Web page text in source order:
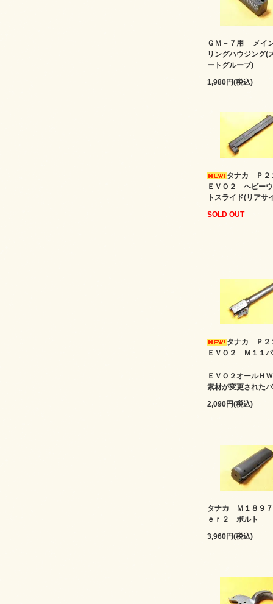
ＧＭ－７用 メイ
リングハウジング(
ートグルーブ)
1,980円(税込)
タナカ Ｐ
ＥＶＯ２ ヘビー
トスライド(リアサ
SOLD OUT
タナカ Ｐ
ＥＶＯ２ Ｍ１１
ＥＶＯ２オールＨ
素材が変更された
2,090円(税込)
タナカ Ｍ１８９
ｅｒ２ ボルト
3,960円(税込)